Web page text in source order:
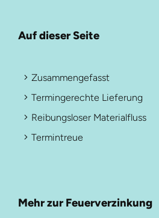
Auf dieser Seite
Zusammengefasst
Termingerechte Lieferung
Reibungsloser Materialfluss
Termintreue
Mehr zur Feuerverzinkung